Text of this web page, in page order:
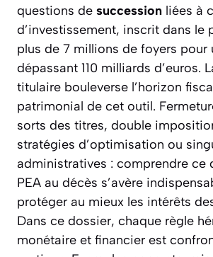
questions de succession liées à
d’investissement, inscrit dans le
plus de 7 millions de foyers pour
dépassant 110 milliards d’euros.
titulaire bouleverse l’horizon
patrimonial de cet outil.
sorts des titres, double
stratégies d’optimisation ou
administratives : comprendre ce
PEA au décès s’avère
protéger au mieux les intérêts
Dans ce dossier, chaque règle
monétaire et financier est